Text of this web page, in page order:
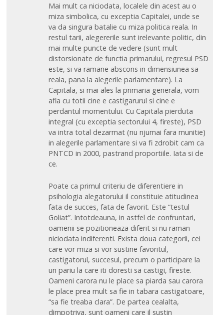
Mai mult ca niciodata, localele din acest au o
miza simbolica, cu exceptia Capitalei, unde se
va da singura batalie cu miza politica reala. In
restul tarii, alegererile sunt irelevante politic, din
mai multe puncte de vedere (sunt mult
distorsionate de functia primarului, regresul PSD
este, si va ramane abscons in dimensiunea sa
reala, pana la alegerile parlamentare). La
Capitala, si mai ales la primaria generala, vom
afla cu totii cine e castigarurul si cine e
perdantul momentului. Cu Capitala pierduta
integral (cu exceptia sectorului 4, fireste), PSD
va intra total dezarmat (nu njumai fara munitie)
in alegerile parlamentare si va fi zdrobit cam ca
PNTCD in 2000, pastrand proportiile. Iata si de
ce.
Poate ca primul criteriu de diferentiere in
psihologia alegatorului il constituie atitudinea
fata de succes, fata de favorit. Este “testul
Goliat”. Intotdeauna, in astfel de confruntari,
oamenii se pozitioneaza diferit si nu raman
niciodata indiferenti. Exista doua categorii, cei
care vor miza si vor sustine favoritul,
castigatorul, succesul, precum o participare la
un pariu la care iti doresti sa castigi, fireste.
Oameni carora nu le place sa piarda sau carora
le place prea mult sa fie in tabara castigatoare,
“sa fie treaba clara”. De partea cealalta,
dimpotriva, sunt oameni care il sustin